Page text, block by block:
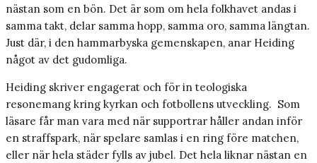
nästan som en bön. Det är som om hela folkhavet andas i
samma takt, delar samma hopp, samma oro, samma längtan.
Just där, i den hammarbyska gemenskapen, anar Heiding
något av det gudomliga.
Heiding skriver engagerat och för in teologiska
resonemang kring kyrkan och fotbollens utveckling. Som
läsare får man vara med när supportrar håller andan inför
en straffspark, när spelare samlas i en ring före matchen,
eller när hela städer fylls av jubel. Det hela liknar nästan en